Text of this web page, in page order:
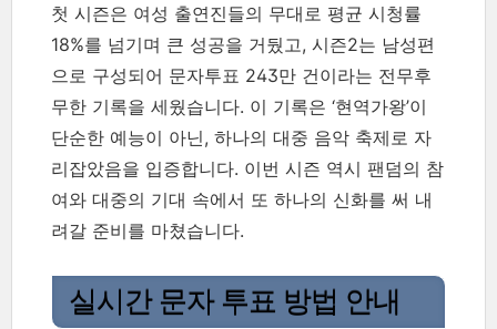
첫 시즌은 여성 출연진들의 무대로 평균 시청률
18%를 넘기며 큰 성공을 거뒀고, 시즌2는 남성편
으로 구성되어 문자투표 243만 건이라는 전무후
무한 기록을 세웠습니다. 이 기록은 ‘현역가왕’이
단순한 예능이 아닌, 하나의 대중 음악 축제로 자
리잡았음을 입증합니다. 이번 시즌 역시 팬덤의 참
여와 대중의 기대 속에서 또 하나의 신화를 써 내
려갈 준비를 마쳤습니다.
실시간 문자 투표 방법 안내